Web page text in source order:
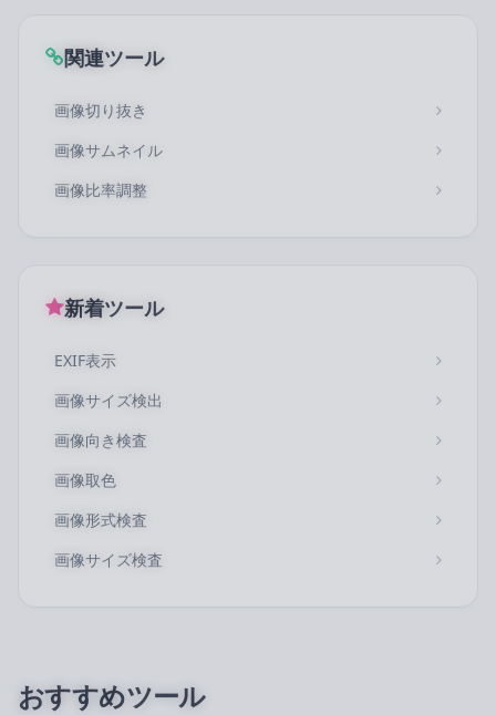
関連ツール
画像切り抜き
画像サムネイル
画像比率調整
新着ツール
EXIF表示
画像サイズ検出
画像向き検査
画像取色
画像形式検査
画像サイズ検査
おすすめツール